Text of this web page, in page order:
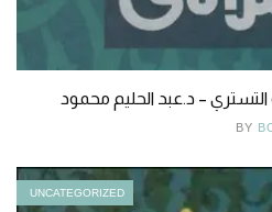
– د.عبد الحليم محمود
BY
UNCATEGORIZED